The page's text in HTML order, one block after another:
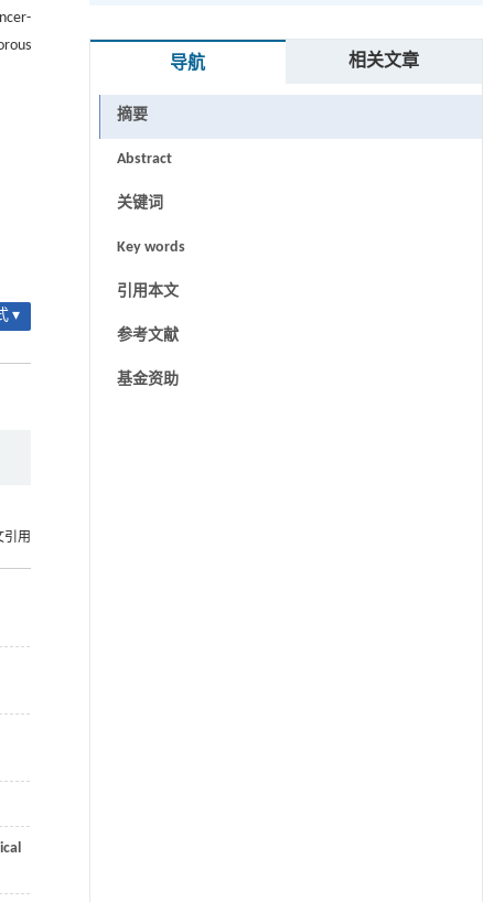
▾
引用
导航 相关文章
摘要
Abstract
关键词
Key words
引用本文
参考文献
基金资助